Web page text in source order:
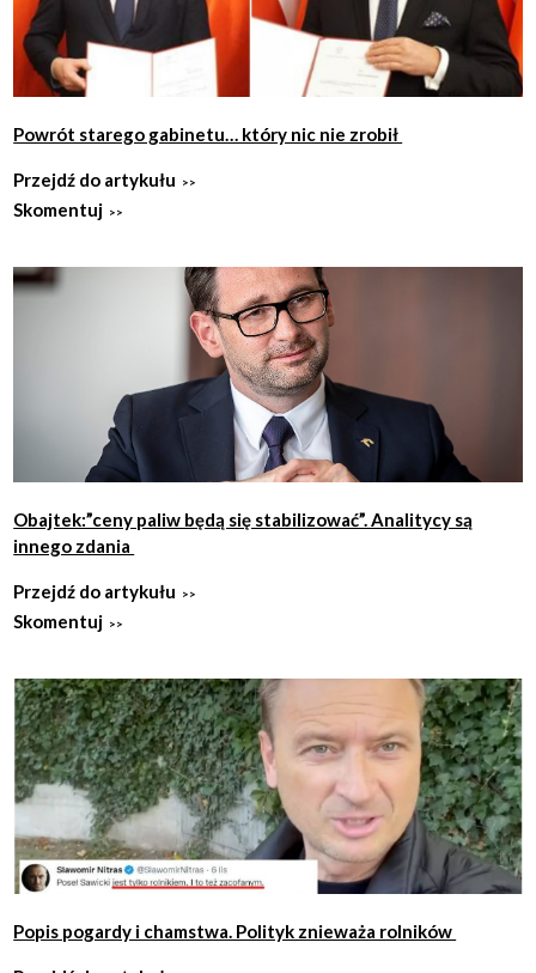
Powrót starego gabinetu… który nic nie zrobił
Przejdź do artykułu
Skomentuj
Obajtek:”ceny paliw będą się stabilizować”. Analitycy są
innego zdania
Przejdź do artykułu
Skomentuj
Popis pogardy i chamstwa. Polityk znieważa rolników